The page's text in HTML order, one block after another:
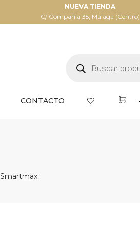
NUEVA TIENDA
C/ Compañia 35, Málaga (Centro)
productos
CONTACTO
Smartmax